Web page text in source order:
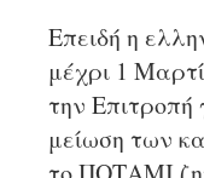
Επειδή η
μέχρι 1
την
μείωση των